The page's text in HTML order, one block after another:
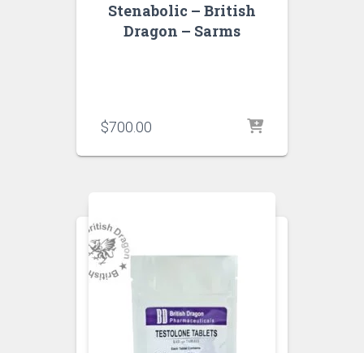
Stenabolic – British
Dragon – Sarms
$700.00